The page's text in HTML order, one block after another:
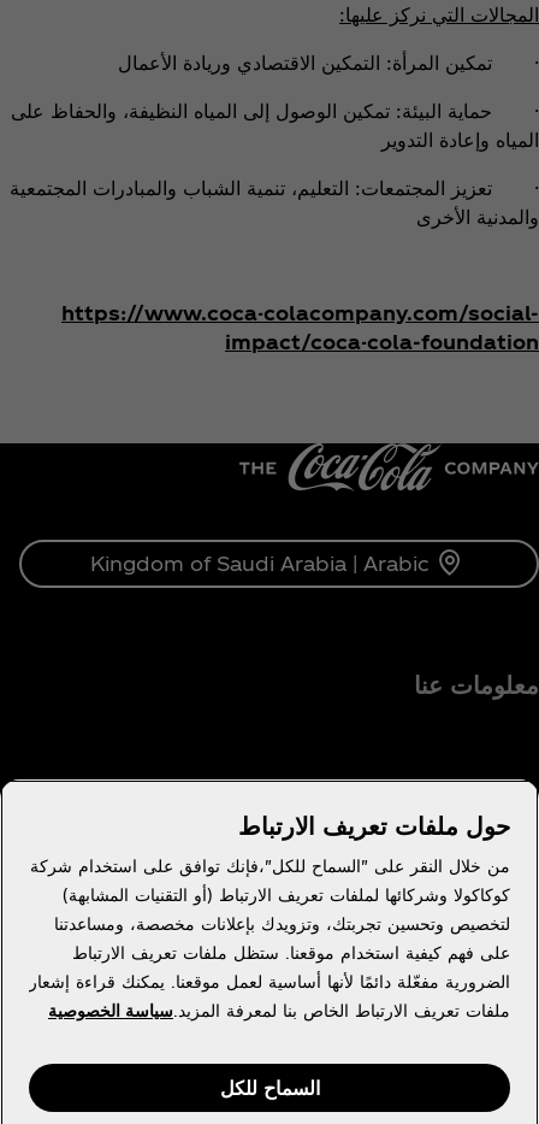
المجالات التي نركز عليها:
· تمكين المرأة: التمكين الاقتصادي وريادة الأعمال
· حماية البيئة: تمكين الوصول إلى المياه النظيفة، والحفاظ على
المياه وإعادة التدوير
· تعزيز المجتمعات: التعليم، تنمية الشباب والمبادرات المجتمعية
والمدنية الأخرى
https://www.coca-colacompany.com/social-
impact/coca-cola-foundation
Kingdom of Saudi Arabia | Arabic
معلومات عنا
هل تحتاج إلى مساعدة؟
القانونية
X
Instagram
Youtube
Facebook
حول ملفات تعريف الارتباط
من خلال النقر على "السماح للكل"،فإنك توافق على استخدام شركة
كوكاكولا وشركائها لملفات تعريف الارتباط (أو التقنيات المشابهة)
لتخصيص وتحسين تجربتك، وتزويدك بإعلانات مخصصة، ومساعدتنا
على فهم كيفية استخدام موقعنا. ستظل ملفات تعريف الارتباط
الضرورية مفعّلة دائمًا لأنها أساسية لعمل موقعنا. يمكنك قراءة إشعار
ملفات تعريف الارتباط الخاص بنا لمعرفة المزيد.سياسة الخصوصية
السماح للكل